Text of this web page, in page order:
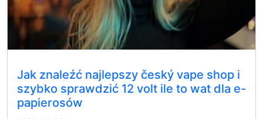
Jak znaleźć najlepszy český vape shop i
szybko sprawdzić 12 volt ile to wat dla e-
papierosów